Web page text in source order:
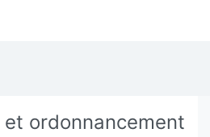
ordonnancement